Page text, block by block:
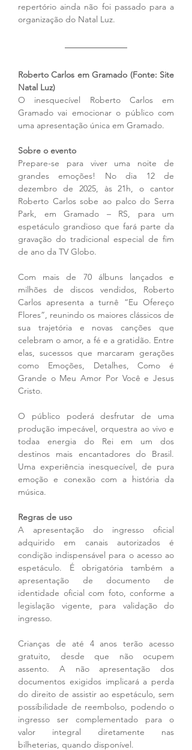
repertório ainda não foi passado para a
organização do Natal Luz.
Roberto Carlos em Gramado (Fonte: Site
Natal Luz)
O inesquecível Roberto Carlos em
Gramado vai emocionar o público com
uma apresentação única em Gramado.
Sobre o evento
Prepare-se para viver uma noite de
grandes emoções! No dia 12 de
dezembro de 2025, às 21h, o cantor
Roberto Carlos sobe ao palco do Serra
Park, em Gramado – RS, para um
espetáculo grandioso que fará parte da
gravação do tradicional especial de fim
de ano da TV Globo.
Com mais de 70 álbuns lançados e
milhões de discos vendidos, Roberto
Carlos apresenta a turnê “Eu Ofereço
Flores”, reunindo os maiores clássicos de
sua trajetória e novas canções que
celebram o amor, a fé e a gratidão. Entre
elas, sucessos que marcaram gerações
como Emoções, Detalhes, Como é
Grande o Meu Amor Por Você e Jesus
Cristo.
O público poderá desfrutar de uma
produção impecável, orquestra ao vivo e
todaa energia do Rei em um dos
destinos mais encantadores do Brasil.
Uma experiência inesquecível, de pura
emoção e conexão com a história da
música.
Regras de uso
A apresentação do ingresso oficial
adquirido em canais autorizados é
condição indispensável para o acesso ao
espetáculo. É obrigatória também a
apresentação de documento de
identidade oficial com foto, conforme a
legislação vigente, para validação do
ingresso.
Crianças de até 4 anos terão acesso
gratuito, desde que não ocupem
assento. A não apresentação dos
documentos exigidos implicará a perda
do direito de assistir ao espetáculo, sem
possibilidade de reembolso, podendo o
ingresso ser complementado para o
valor integral diretamente nas
bilheterias, quando disponível.